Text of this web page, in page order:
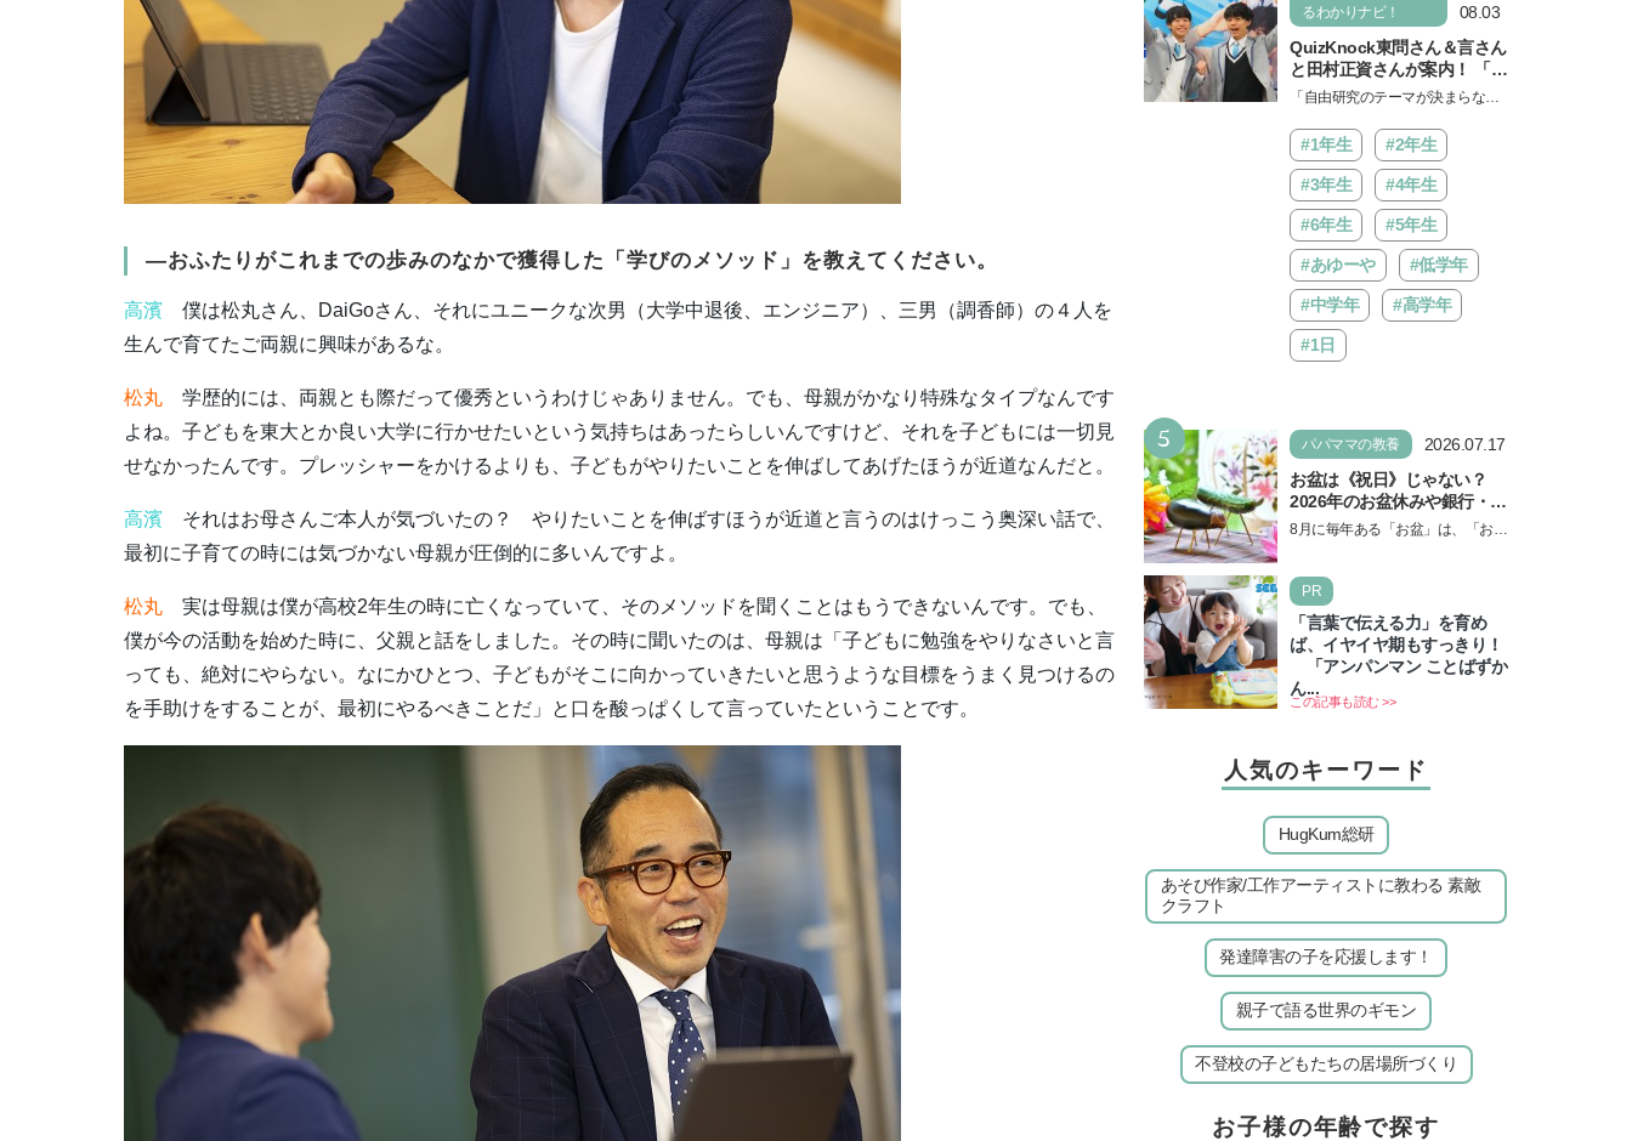
―おふたりがこれまでの歩みのなかで獲得した「学びのメソッド」を教えてください。
高濱 僕は松丸さん、DaiGoさん、それにユニークな次男（大学中退後、エンジニア）、三男（調香師）の４人を
生んで育てたご両親に興味があるな。
松丸 学歴的には、両親とも際だって優秀というわけじゃありません。でも、母親がかなり特殊なタイプなんです
よね。子どもを東大とか良い大学に行かせたいという気持ちはあったらしいんですけど、それを子どもには一切見
せなかったんです。プレッシャーをかけるよりも、子どもがやりたいことを伸ばしてあげたほうが近道なんだと。
高濱 それはお母さんご本人が気づいたの？ やりたいことを伸ばすほうが近道と言うのはけっこう奥深い話で、
最初に子育ての時には気づかない母親が圧倒的に多いんですよ。
松丸 実は母親は僕が高校2年生の時に亡くなっていて、そのメソッドを聞くことはもうできないんです。でも、
僕が今の活動を始めた時に、父親と話をしました。その時に聞いたのは、母親は「子どもに勉強をやりなさいと言
っても、絶対にやらない。なにかひとつ、子どもがそこに向かっていきたいと思うような目標をうまく見つけるの
を手助けをすることが、最初にやるべきことだ」と口を酸っぱくして言っていたということです。
るわかりナビ！
08.03
QuizKnock東問さん＆言さん
と田村正資さんが案内！ 「よ
みうりランド」で遊びながら
ントが開催
「自由研究のテーマが決まらな
ントをくれるイベントが、よみう
りランド「グッジョバ!!…
#1年生 #2年生
#3年生 #4年生
#6年生 #5年生
#あゆーや #低学年
#中学年 #高学年
#1日
5 パパママの教養
2026.07.17
お盆は《祝日》じゃない？
2026年のお盆休みや銀行・役
所の営業や交通機関情報も紹
8月に毎年ある「お盆」は、「お盆
ずは2026年のお盆…
PR
「言葉で伝える力」を育め
ば、イヤイヤ期もすっきり！
「アンパンマン ことばずか
ん...
この記事も読む >>
人気のキーワード
HugKum総研
あそび作家/工作アーティストに教わる 素敵
クラフト
発達障害の子を応援します！
親子で語る世界のギモン
不登校の子どもたちの居場所づくり
お子様の年齢で探す